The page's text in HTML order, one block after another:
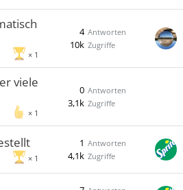
1
Antworten
4
Zugriffe
10k
viele
1
Antworten
0
Zugriffe
3,1k
1
Antworten
1
Zugriffe
4,1k